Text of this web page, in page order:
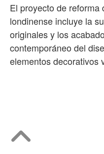
El proyecto de reforma
londinense incluye la
originales y los
contemporáneo del
elementos decorativos